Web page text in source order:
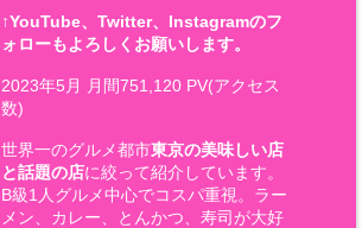
↑YouTube、Twitter、Instagramのフ
ォローもよろしくお願いします。
2023年5月 月間751,120 PV(アクセス
数)
世界一のグルメ都市東京の美味しい店
と話題の店に絞って紹介しています。
B級1人グルメ中心でコスパ重視。ラー
メン、カレー、とんかつ、寿司が大好